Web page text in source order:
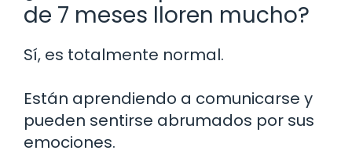
de 7 meses lloren mucho?
Sí, es totalmente normal.
Están aprendiendo a comunicarse y
pueden sentirse abrumados por sus
emociones.